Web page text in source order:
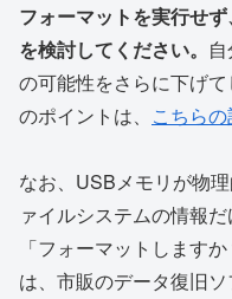
フォーマットを実行せ
を検討してください。
の可能性をさらに下げ
のポイントは、 こちら
なお、USBメモリが物
ァイルシステムの情報
「フォーマットします
は、市販のデータ復旧